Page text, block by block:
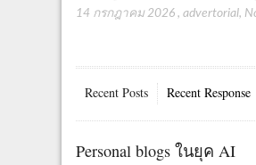
14 กรกฎาคม 2026 , advertorial,
Recent Posts Recent Response
Personal blogs ในยุค AI